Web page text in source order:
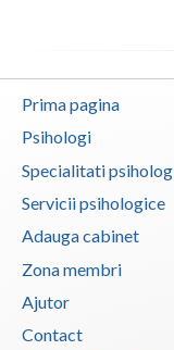
VranceaEvaluare
Evaluare
Evaluarea in
Examinari
Prima pagina
Psihologi
Specialitati
Servicii psihologice
Adauga cabinet
Zona membri
Ajutor
Contact